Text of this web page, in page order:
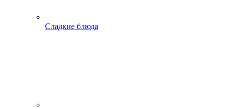
Сладкие блюда